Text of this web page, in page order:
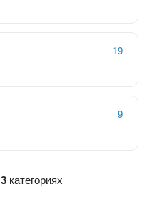
19
9
3 категориях